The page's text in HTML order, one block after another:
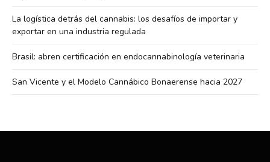
La logística detrás del cannabis: los desafíos de importar y
exportar en una industria regulada
Brasil: abren certificación en endocannabinología veterinaria
San Vicente y el Modelo Cannábico Bonaerense hacia 2027